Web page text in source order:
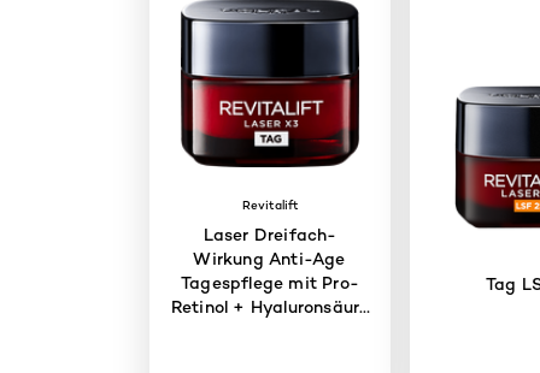
Revitalift
Laser Dreifach-
Wirkung Anti-Age
Tagespflege mit Pro-
Retinol + Hyaluronsäure
Tag